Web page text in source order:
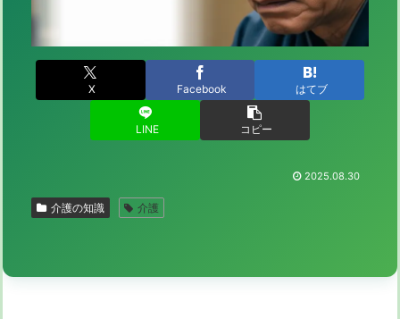
X Facebook はてブ
LINE コピー
2025.08.30
介護の知識 介護